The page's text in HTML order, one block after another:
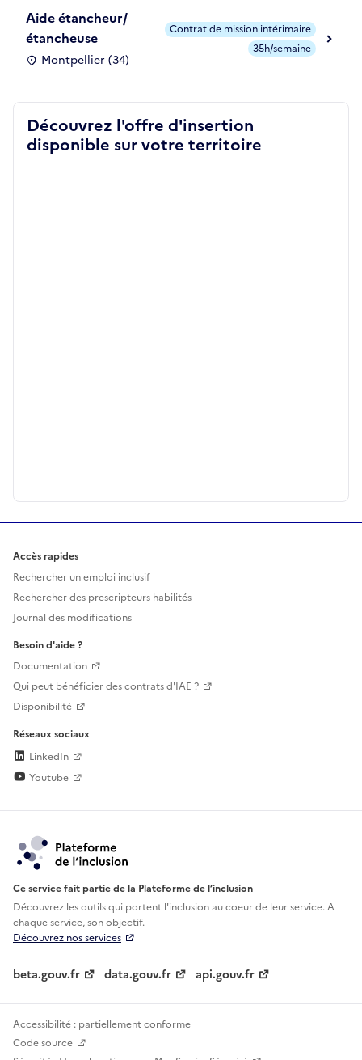
Aide étancheur/
étancheuse
Montpellier (34)
Contrat de mission intérimaire
35h/semaine
Découvrez l'offre d'insertion
disponible sur votre territoire
Accès rapides
Rechercher un emploi inclusif
Rechercher des prescripteurs habilités
Journal des modifications
Besoin d'aide ?
Documentation
Qui peut bénéficier des contrats d'IAE ?
Disponibilité
Réseaux sociaux
LinkedIn
Youtube
Ce service fait partie de la Plateforme de l’inclusion
Découvrez les outils qui portent l'inclusion aucoeur de leur service. A
chaque service, son objectif.
Découvrez nos services
beta.gouv.fr data.gouv.fr api.gouv.fr
Accessibilité : partiellement conforme
Code source